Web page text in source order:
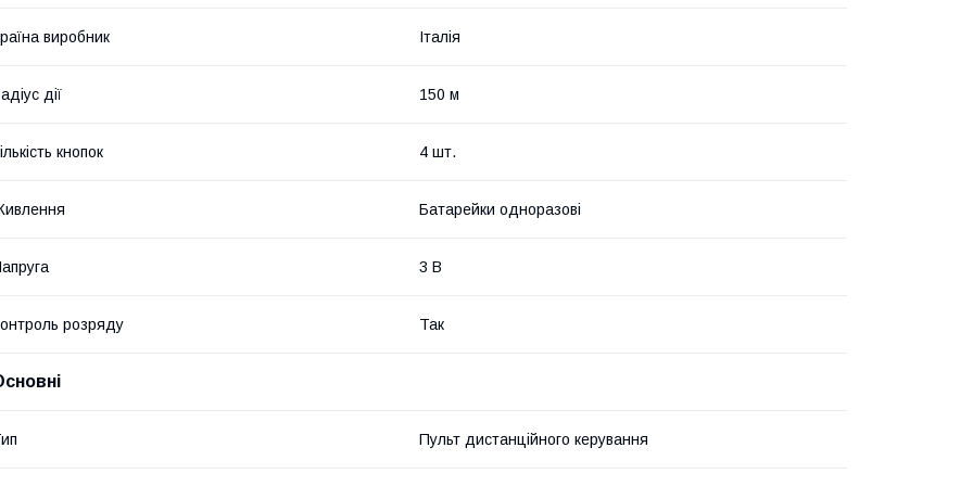
виробник Італія
дії 150 м
кнопок 4 шт.
Батарейки одноразові
3 В
розряду Так
Пульт дистанційного керування